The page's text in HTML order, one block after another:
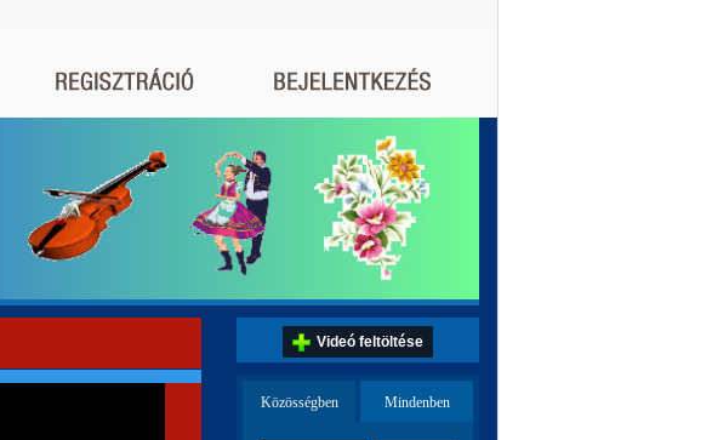
Videó feltöltése
Közösségben Mindenben